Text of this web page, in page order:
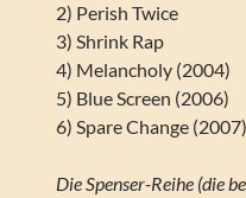
2) Perish Twice
3) Shrink Rap
4) Melancholy (2004)
5) Blue Screen (2006)
6) Spare Change (2007)
Die Spenser-Reihe (die